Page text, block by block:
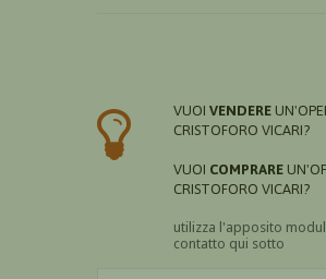
VUOI VENDERE
CRISTOFORO VICARI?
VUOI COMPRARE
CRISTOFORO VICARI?
utilizza l'apposito
contatto qui sotto